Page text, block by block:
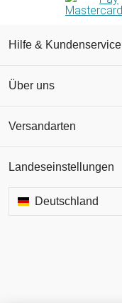
Hilfe & Kundenservice
Über uns
Versandarten
Landeseinstellungen
Deutschland